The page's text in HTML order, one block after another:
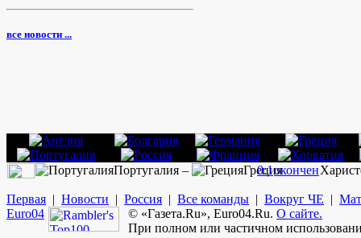
все новости ...
Португалия – Греция
0:1окончен
Первая | Новости | Россия | Все команды | Вокруг ЧЕ |
Euro04 © «Газета.Ru», Euro04.Ru. О сайте.
При полном или частичном